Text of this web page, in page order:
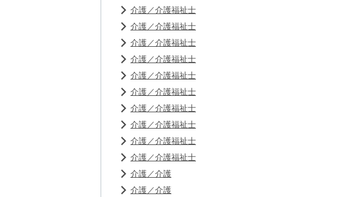
介護／介護福祉士
介護／介護福祉士
介護／介護福祉士
介護／介護福祉士
介護／介護福祉士
介護／介護福祉士
介護／介護福祉士
介護／介護福祉士
介護／介護福祉士
介護／介護福祉士
介護／介護
介護／介護